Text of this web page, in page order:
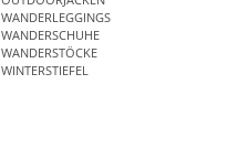
WANDERLEGGINGS
WANDERSCHUHE
WANDERSTÖCKE
WINTERSTIEFEL